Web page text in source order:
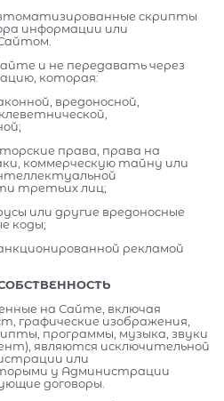
скрипты
информации или
и не передавать через
которая:
вредоносной,
права, права на
коммерческую тайну или
третьих лиц;
или другие вредоносные
коды;
рекламой
на Сайте, включая
графические изображения,
программы, музыка, звуки
являются исключительной
или
у Администрации
договоры.